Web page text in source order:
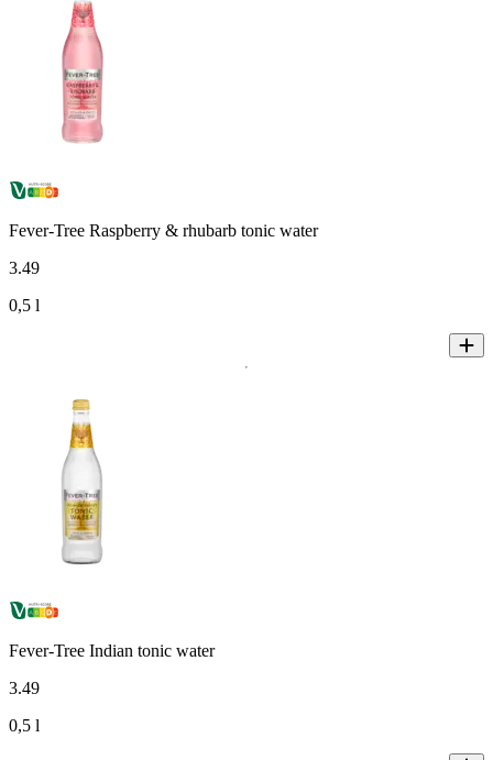
Fever-Tree Raspberry & rhubarb tonic water
3.49
0,5 l
Fever-Tree Indian tonic water
3.49
0,5 l